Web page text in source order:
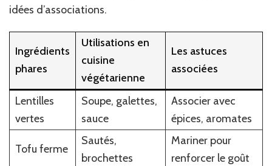
idées d’associations.
Ingrédients
phares
Utilisations en
cuisine
végétarienne
Les astuces
associées
Lentilles
vertes
Soupe, galettes,
sauce
Associer avec
épices, aromates
Tofu ferme
Sautés,
brochettes
Mariner pour
renforcer le goût